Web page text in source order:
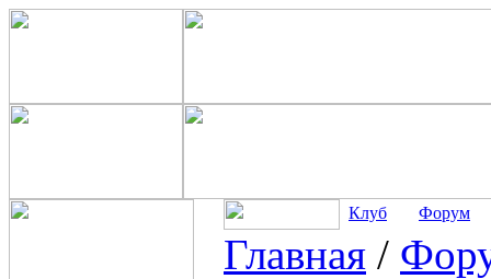
Клуб Форум
Главная /